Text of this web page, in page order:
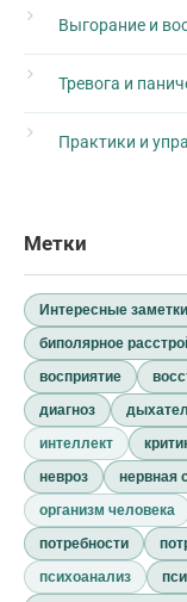
Выгорание и
Тревога и
Практики и
Метки
Интересные заметки
биполярное
восприятие
диагноз
интеллект
невроз
нервная
организм человека
потребности
психоанализ